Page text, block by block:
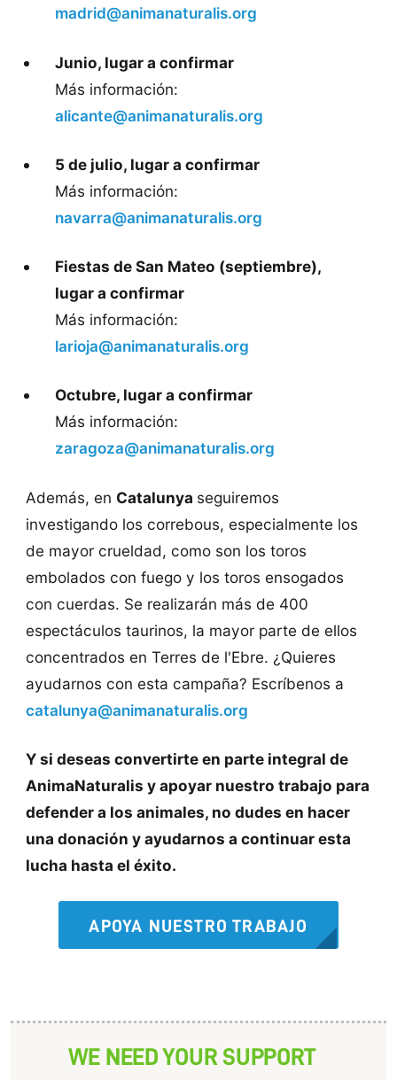
madrid@animanaturalis.org
Junio, lugar a confirmar
Más información:
alicante@animanaturalis.org
5 de julio, lugar a confirmar
Más información:
navarra@animanaturalis.org
Fiestas de San Mateo (septiembre),
lugar a confirmar
Más información:
larioja@animanaturalis.org
Octubre, lugar a confirmar
Más información:
zaragoza@animanaturalis.org
Además, en Catalunya seguiremos
investigando los correbous, especialmente los
de mayor crueldad, como son los toros
embolados con fuego y los toros ensogados
con cuerdas. Se realizarán más de 400
espectáculos taurinos, la mayor parte de ellos
concentrados en Terres de l'Ebre. ¿Quieres
ayudarnos con esta campaña? Escríbenos a
catalunya@animanaturalis.org
Y si deseas convertirte en parte integral de
AnimaNaturalis y apoyar nuestro trabajo para
defender a los animales, no dudes en hacer
una donación y ayudarnos a continuar esta
lucha hasta el éxito.
APOYA NUESTRO TRABAJO
WE NEED YOUR SUPPORT